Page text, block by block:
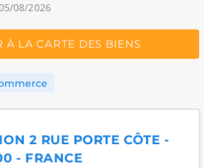
08/2026
À LA CARTE DES BIENS
2 RUE PORTE CÔTE -
- FRANCE